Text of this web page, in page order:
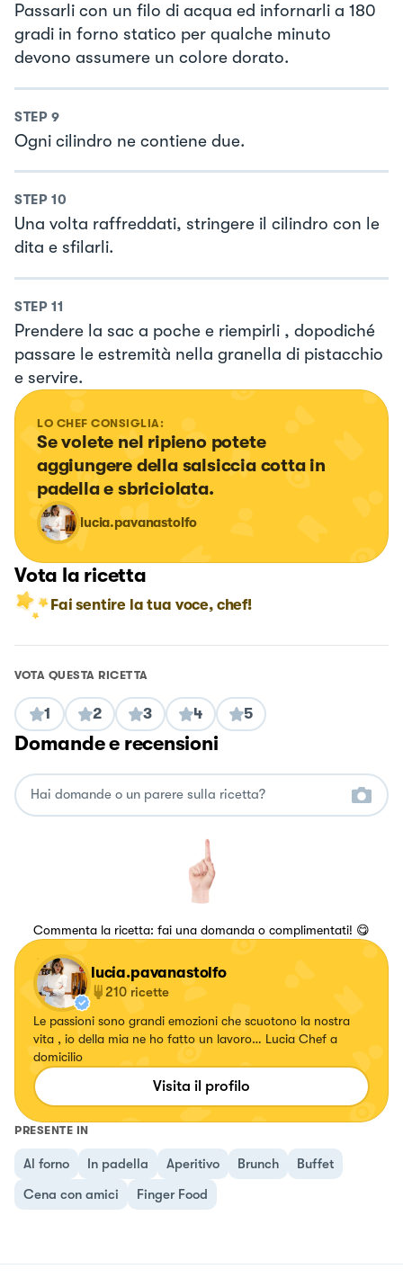
Passarli con un filo di acqua ed infornarli a 180
gradi in forno statico per qualche minuto
devono assumere un colore dorato.
STEP 9
Ogni cilindro ne contiene due.
STEP 10
Una volta raffreddati, stringere il cilindro con le
dita e sfilarli.
STEP 11
Prendere la sac a poche e riempirli , dopodiché
passare le estremità nella granella di pistacchio
e servire.
LO CHEF CONSIGLIA:
Se volete nel ripieno potete
aggiungere della salsiccia cotta in
padella e sbriciolata.
lucia.pavanastolfo
Vota la ricetta
Fai sentire la tua voce, chef!
VOTA QUESTA RICETTA
1 2 3 4 5
Domande e recensioni
Commenta la ricetta: fai una domanda o complimentati! 😋
lucia.pavanastolfo
210 ricette
Le passioni sono grandi emozioni che scuotono la nostra
vita , io della mia ne ho fatto un lavoro… Lucia Chef a
domicilio
Visita il profilo
PRESENTE IN
Al forno In padella Aperitivo Brunch
Buffet
Cena con amici
Finger Food